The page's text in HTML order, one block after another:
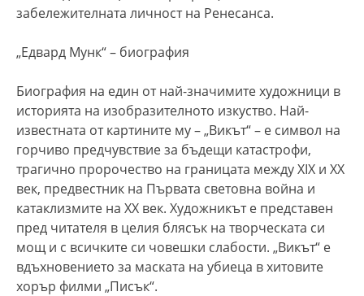
забележителната личност на Ренесанса.
„Едвард Мунк“– биография
Биография на един от най-значимите художници в
историята на изобразителното изкуство. Най-
известната от картините му – „Викът“ – е символ на
горчиво предчувствие за бъдещи катастрофи,
трагично пророчество на границата между XIX и XX
век, предвестник на Първата световна война и
катаклизмите на ХХ век. Художникът е представен
пред читателя в целия блясък на творческата си
мощ и с всичките си човешки слабости. „Викът“ е
вдъхновението за маската на убиеца в хитовите
хорър филми „Писък“.